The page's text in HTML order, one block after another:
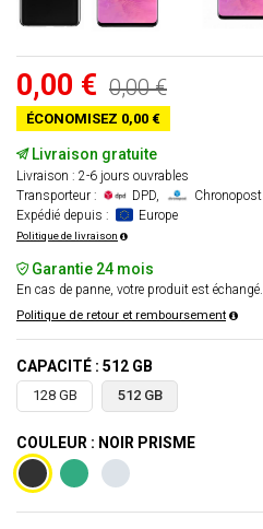
0,00 € 0,00 €
ÉCONOMISEZ 0,00 €
Livraison gratuite
Livraison : 2-6 jours ouvrables
Transporteur :
DPD,
Chronopost
Expédié depuis :
Europe
Politique de livraison
Garantie 24 mois
En cas de panne, votre produit est échangé.
Politique de retour et remboursement
CAPACITÉ : 512 GB
128 GB 512 GB
COULEUR : NOIR PRISME